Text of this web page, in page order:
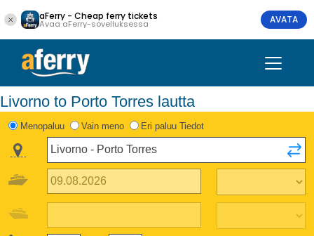
aFerry - Cheap ferry tickets
Avaa aFerry-sovelluksessa AVATA
Livorno to Porto Torres lautta
Menopaluu Vain meno Eri paluu Tiedot